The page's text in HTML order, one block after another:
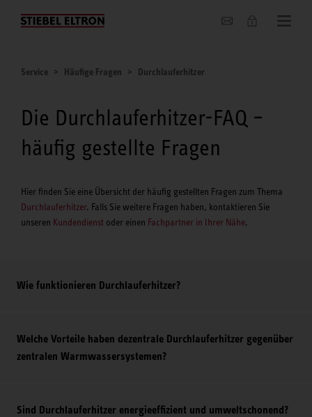
Unternehmen
Service Häufige Fragen Durchlauferhitzer
Die Durchlauferhitzer-FAQ –
häufig gestellte Fragen
Hier finden Sie eine Übersicht der häufig gestellten Fragen zum Thema
Durchlauferhitzer. Falls Sie weitere Fragen haben, kontaktieren Sie
unseren Kundendienst oder einen Fachpartner in Ihrer Nähe.
Wie funktionieren Durchlauferhitzer?
Welche Vorteile haben dezentrale Durchlauferhitzer gegenüber
zentralen Warmwassersystemen?
Sind Durchlauferhitzer energieeffizient und umweltschonend?